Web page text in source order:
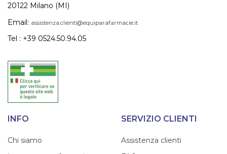
20122 Milano (MI)
Email: assistenza.clienti@equiparafarmacie.it
Tel : +39 0524.50.94.05
INFO
Chi siamo
SERVIZIO CLIENTI
Assistenza clienti